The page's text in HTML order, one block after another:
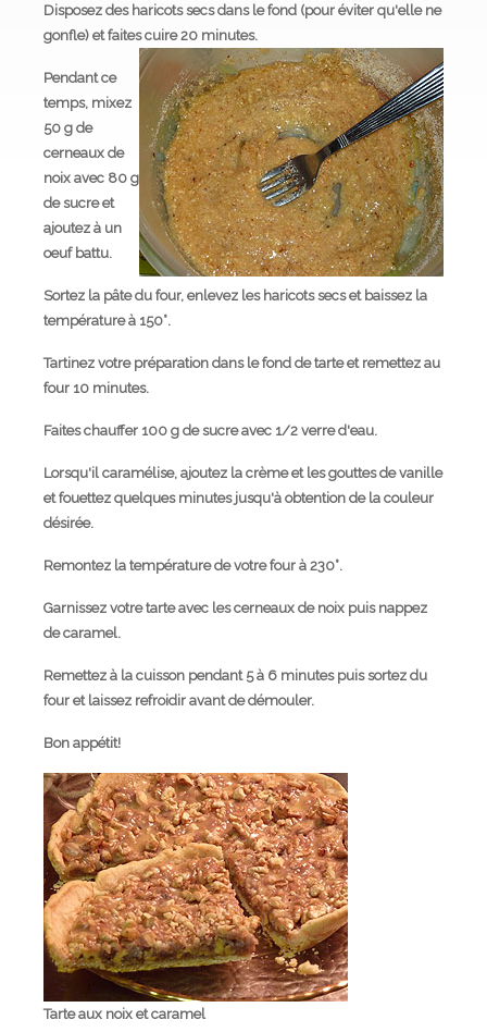
Disposez des haricots secs dans le fond (pour éviter qu'elle ne
gonfle) et faites cuire 20 minutes.
Pendant ce
temps, mixez
50 g de
cerneaux de
noix avec 80 g
de sucre et
ajoutez à un
oeuf battu.
Sortez la pâte du four, enlevez les haricots secs et baissez la
température à 150°.
Tartinez votre préparation dans le fond de tarte et remettez au
four 10 minutes.
Faites chauffer 100 g de sucre avec 1/2 verre d'eau.
Lorsqu'il caramélise, ajoutez la crème et les gouttes de vanille
et fouettez quelques minutes jusqu'à obtention de la couleur
désirée.
Remontez la température de votre four à 230°.
Garnissez votre tarte avec les cerneaux de noix puis nappez
de caramel.
Remettez à la cuisson pendant 5 à 6 minutes puis sortez du
four et laissez refroidir avant de démouler.
Bon appétit!
Tarte aux noix et caramel